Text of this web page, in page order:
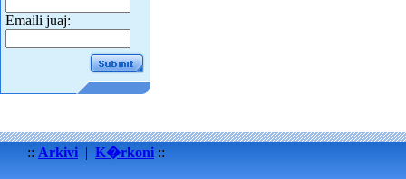
Emaili juaj:
:: Arkivi | K�rkoni ::